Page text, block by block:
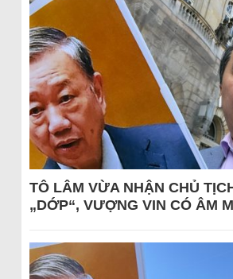
TÔ LÂM VỪA NHẬN CHỦ
„DỚP“, VƯỢNG VIN CÓ ÂM